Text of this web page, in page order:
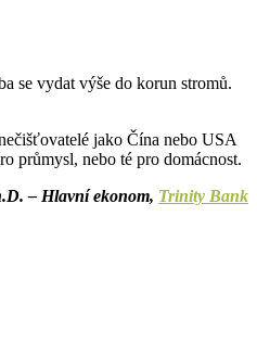
se vydat výše do korun stromů.
jako Čína nebo USA
průmysl, nebo té pro domácnost.
– Hlavní ekonom, Trinity Bank